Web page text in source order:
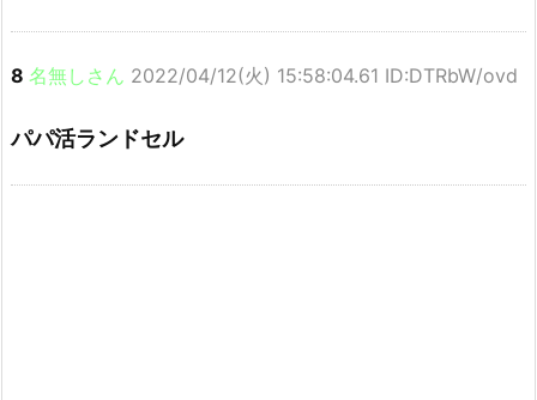
8 名無しさん 2022/04/12(火) 15:58:04.61 ID:DTRbW/ovd
パパ活ランドセル